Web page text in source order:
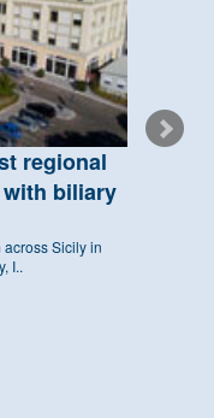
regional
biliary
Sicily in
I..